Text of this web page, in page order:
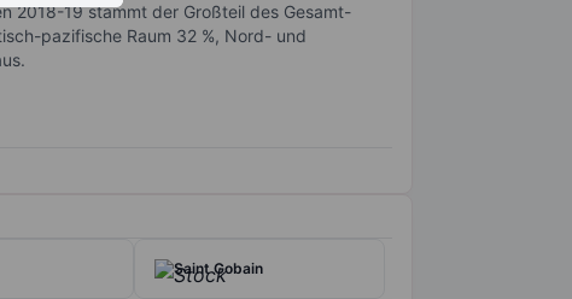
2018-19 stammt der Großteil des Gesamt-
pazifische Raum 32 %, Nord- und
Saint Gobain